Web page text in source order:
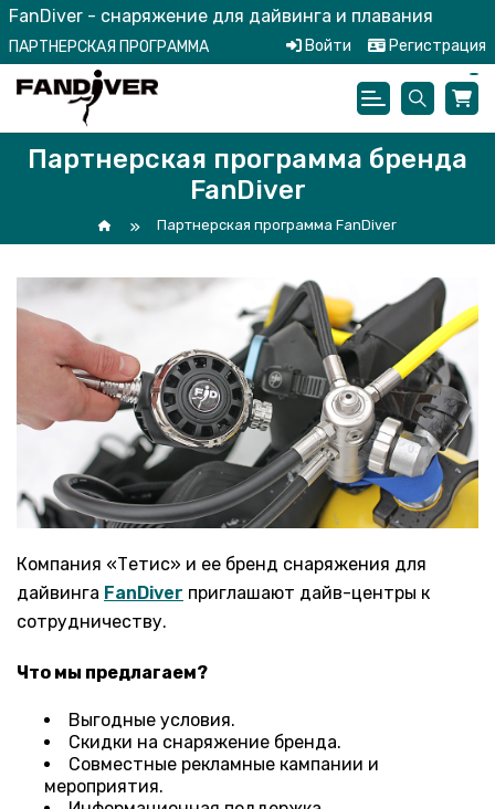
FanDiver - снаряжение для дайвинга и плавания
ПАРТНЕРСКАЯ ПРОГРАММА Войти Регистрация
Партнерская программа бренда
FanDiver
Партнерская программа FanDiver
Компания «Тетис» и ее бренд снаряжения для
дайвинга FanDiver приглашают дайв-центры к
сотрудничеству.
Что мы предлагаем?
Выгодные условия.
Скидки на снаряжение бренда.
Совместные рекламные кампании и
мероприятия.